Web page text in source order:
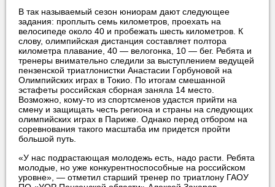
В так называемый сезон юниорам дают следующее
задания: проплыть семь километров, проехать на
велосипеде около 40 и пробежать шесть километров. К
слову, олимпийская дистанция составляет полтора
километра плавание, 40 — велогонка, 10 — бег. Ребята и
тренеры внимательно следили за выступлением ведущей
пензенской триатлонистки Анастасии Горбуновой на
Олимпийских играх в Токио. По итогам смешанной
эстафеты российская сборная заняла 14 место.
Возможно, кому-то из спортсменов удастся прийти на
смену и защищать честь региона и страны на следующих
олимпийских играх в Париже. Однако перед отбором на
соревнования такого масштаба им придется пройти
большой путь.
«У нас подрастающая молодежь есть, надо расти. Ребята
молодые, но уже конкурентноспособные на российском
уровне», — отметил старший тренер по триатлону ГАОУ